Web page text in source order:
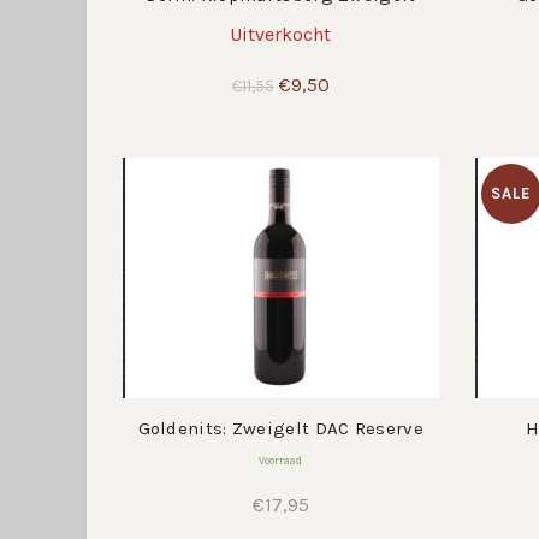
Uitverkocht
€11,55 Oorspronkelijke
€9,50Huidige
Goldenits: Zweigelt DAC Reserve
Voorraad
€17,95
SALE